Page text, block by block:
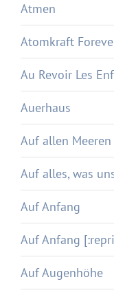
Atmen
Atomkraft
Au Revoir Les
Auerhaus
Auf allen Meeren
Auf alles, was
Auf Anfang
Auf Anfang
Auf Augenhöhe